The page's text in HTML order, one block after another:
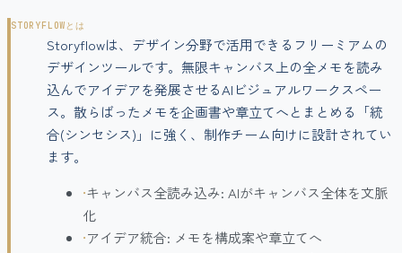
STORYFLOWとは
Storyflowは、デザイン分野で活用できるフリーミアムの
デザインツールです。無限キャンバス上の全メモを読み
込んでアイデアを発展させるAIビジュアルワークスペー
ス。散らばったメモを企画書や章立てへとまとめる「統
合(シンセシス)」に強く、制作チーム向けに設計されてい
ます。
•キャンバス全読み込み: AIがキャンバス全体を文脈
化
•アイデア統合: メモを構成案や章立てへ